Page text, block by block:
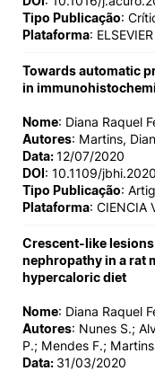
Tipo Publicação:
Plataforma: ELSEVIER
Towards automatic
in
Nome: Diana Raquel
Autores: Martins,
Data:12/07/2020
DOI: 10.1109/
Tipo Publicação:
Plataforma: CIENCIA
Crescent-like
nephropathy in a rat
hypercaloric diet
Nome: Diana Raquel
Autores: Nunes S.;
P.; Mendes F.;
Data: 31/03/2020